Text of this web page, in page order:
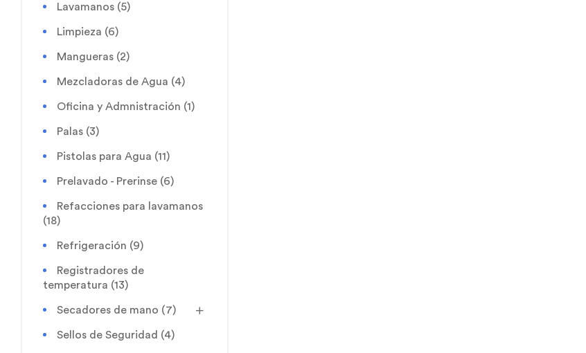
Lavamanos (5)
Limpieza (6)
Mangueras (2)
Mezcladoras de Agua (4)
Oficina y Admnistración (1)
Palas (3)
Pistolas para Agua (11)
Prelavado - Prerinse (6)
Refacciones para lavamanos
(18)
Refrigeración (9)
Registradores de
temperatura (13)
Secadores de mano (7)
Sellos de Seguridad (4)